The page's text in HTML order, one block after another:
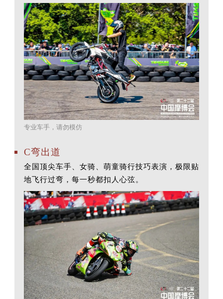
专业车手，请勿模仿
C弯出道
全国顶尖车手、女骑、萌童骑行技巧表演，极限贴
地飞行过弯，每一秒都扣人心弦。